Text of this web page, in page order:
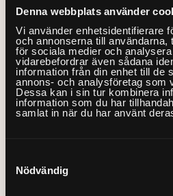
Denna webbplats använder
Vi använder enhetsidentifierare
och annonserna till användarna,
för sociala medier och
vidarebefordrar även sådana
information från din enhet till de
annons- och analysföretag som
Dessa kan i sin tur kombinera
information som du har
samlat in när du har använt
Nödvändig
Kanalplatser
ddrar igenom listan
tidigareär van med analoga